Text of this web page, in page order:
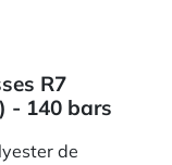
R7
- 140 bars
de